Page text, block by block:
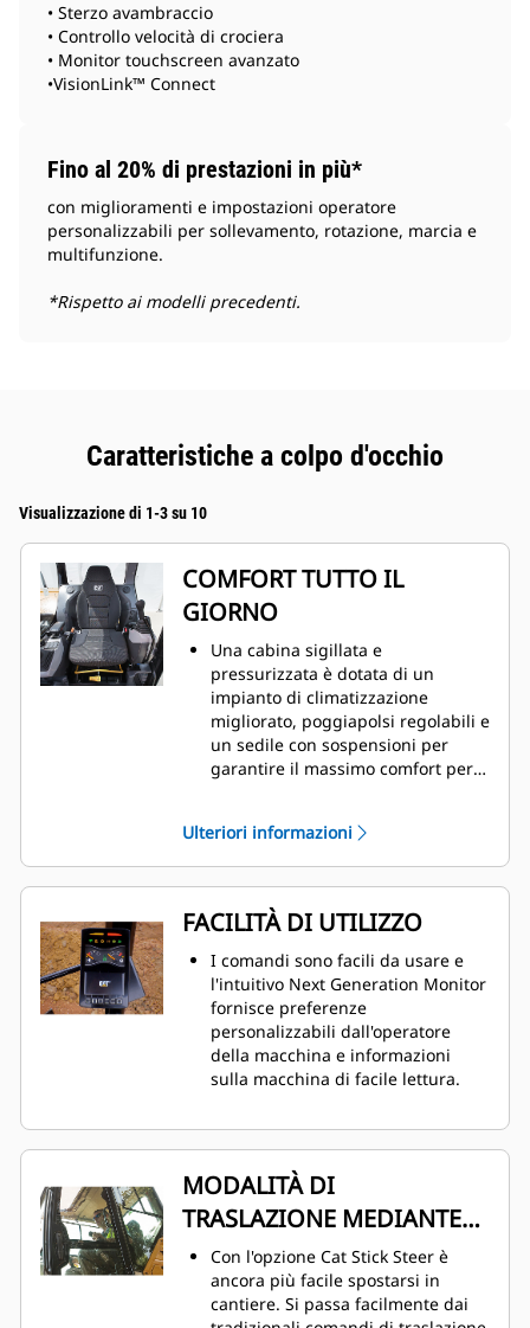
• Sterzo avambraccio
• Controllo velocità di crociera
• Monitor touchscreen avanzato
•VisionLink™ Connect
Fino al 20% di prestazioni in più*
con miglioramenti e impostazioni operatore
personalizzabili per sollevamento, rotazione, marcia e
multifunzione.
*Rispetto ai modelli precedenti.
Caratteristiche a colpo d'occhio
Visualizzazione di 1-3 su 10
COMFORT TUTTO IL
GIORNO
Una cabina sigillata e
pressurizzata è dotata di un
impianto di climatizzazione
migliorato, poggiapolsi regolabili e
un sedile con sospensioni per
garantire il massimo comfort per
Ulteriori informazioni
FACILITÀ DI UTILIZZO
I comandi sono facili da usare e
l'intuitivo Next Generation Monitor
fornisce preferenze
personalizzabili dall'operatore
della macchina e informazioni
sulla macchina di facile lettura.
MODALITÀ DI
TRASLAZIONE MEDIANTE
STERZO AVAMBRACCIO
Con l'opzione Cat Stick Steer è
ancora più facile spostarsi in
cantiere. Si passa facilmente dai